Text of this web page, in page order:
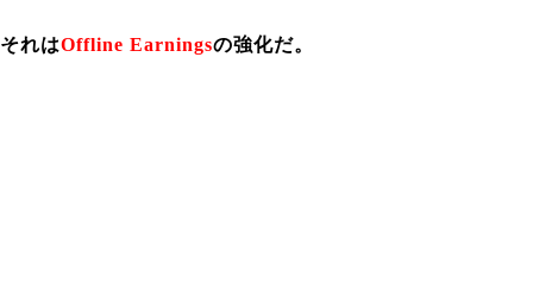
それはOffline Earningsの強化だ。